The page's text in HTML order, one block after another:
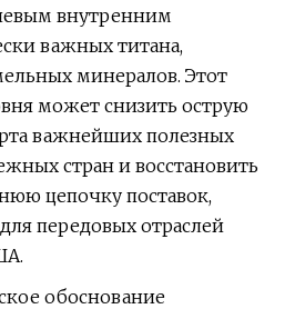
внутренним
важных титана,
минералов. Этот
может снизить острую
важнейших полезных
стран и восстановить
цепочку поставок,
передовых отраслей
обоснование